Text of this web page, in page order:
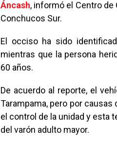
Áncash, informó el Centro de
Conchucos Sur.
El occiso ha sido
mientras que la persona
60 años.
De acuerdo al reporte, el
Tarampama, pero por
el control de la unidad y esta
del varón adulto mayor.